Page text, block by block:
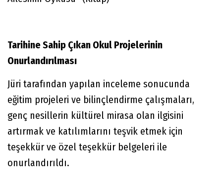
Tarihine Sahip Çıkan Okul Projelerinin
Onurlandırılması
Jüri tarafından yapılan inceleme sonucunda
eğitim projeleri ve bilinçlendirme çalışmaları,
genç nesillerin kültürel mirasa olan ilgisini
artırmak ve katılımlarını teşvik etmek için
teşekkür ve özel teşekkür belgeleri ile
onurlandırıldı.